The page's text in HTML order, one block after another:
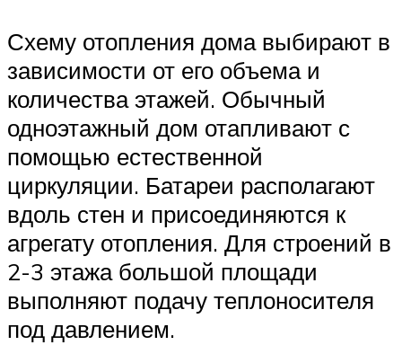
Схему отопления дома выбирают в
зависимости от его объема и
количества этажей. Обычный
одноэтажный дом отапливают с
помощью естественной
циркуляции. Батареи располагают
вдоль стен и присоединяются к
агрегату отопления. Для строений в
2-3 этажа большой площади
выполняют подачу теплоносителя
под давлением.